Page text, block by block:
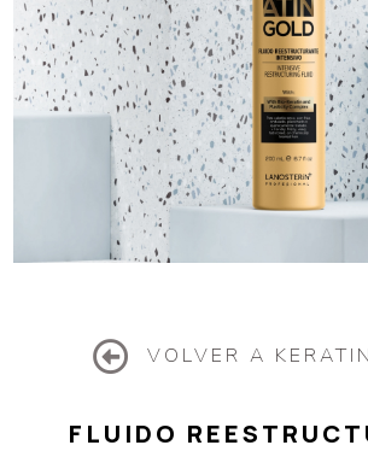
VOLVER A
FLUIDO